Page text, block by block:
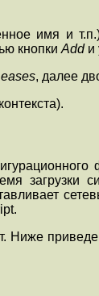
имя и
кнопки Addи
, далее